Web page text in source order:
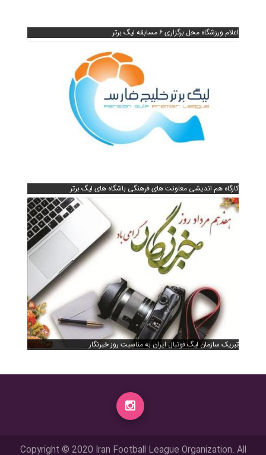
اعلام ورزشگاه محل برگزاری ۶ مسابقه لیگ برتر
کارگاه هم اندیشی معاونت های فرهنگی باشگاه های لیگ برتر
تبریک سازمان لیگ فوتبال ایران به مناسبت روز خبرنگار
Copyright © 2020 Iran Football League Organization. All